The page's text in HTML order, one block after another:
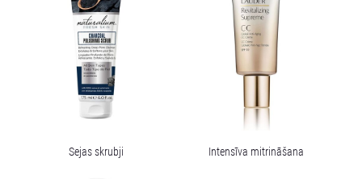
Sejas skrubji Intensīva mitrināšana